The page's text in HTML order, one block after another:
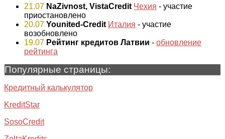
21.07 NaZivnost, VistaCredit Чехия - участие
приостановлено
20.07 Younited-Credit Италия - участие
возобновлено
19.07 Рейтинг кредитов Латвии - обновление
рейтинга
Популярные страницы:
Кредитный калькулятор
KreditStar
SosoCredit